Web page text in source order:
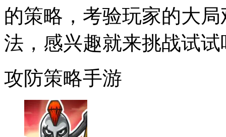
的策略，考验玩家的大
法，感兴趣就来挑战试试
攻防策略手游